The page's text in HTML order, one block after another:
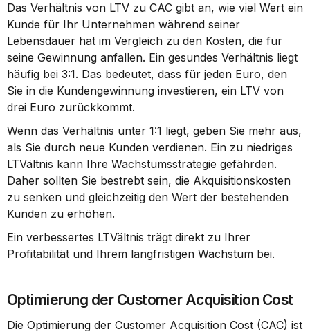
Das Verhältnis von LTV zu CAC gibt an, wie viel Wert ein
Kunde für Ihr Unternehmen während seiner
Lebensdauer hat im Vergleich zu den Kosten, die für
seine Gewinnung anfallen. Ein gesundes Verhältnis liegt
häufig bei 3:1. Das bedeutet, dass für jeden Euro, den
Sie in die Kundengewinnung investieren, ein LTV von
drei Euro zurückkommt.
Wenn das Verhältnis unter 1:1 liegt, geben Sie mehr aus,
als Sie durch neue Kunden verdienen. Ein zu niedriges
LTVältnis kann Ihre Wachstumsstrategie gefährden.
Daher sollten Sie bestrebt sein, die Akquisitionskosten
zu senken und gleichzeitig den Wert der bestehenden
Kunden zu erhöhen.
Ein verbessertes LTVältnis trägt direkt zu Ihrer
Profitabilität und Ihrem langfristigen Wachstum bei.
Optimierung der Customer Acquisition Cost
Die Optimierung der Customer Acquisition Cost (CAC) ist